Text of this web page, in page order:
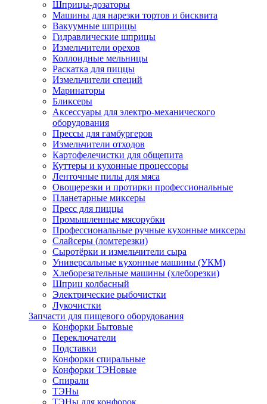
Шприцы-дозаторы
Машины для нарезки тортов и бисквита
Вакуумные шприцы
Гидравлические шприцы
Измельчители орехов
Коллоидные мельницы
Раскатка для пиццы
Измельчители специй
Маринаторы
Бликсеры
Аксессуары для электро-механического
оборудования
Прессы для гамбургеров
Измельчители отходов
Картофелечистки для общепита
Куттеры и кухонные процессоры
Ленточные пилы для мяса
Овощерезки и протирки профессиональные
Планетарные миксеры
Пресс для пиццы
Промышленные мясорубки
Профессиональные ручные кухонные миксеры
Слайсеры (ломтерезки)
Сыротёрки и измельчители сыра
Универсальные кухонные машины (УКМ)
Хлеборезательные машины (хлеборезки)
Шприц колбасный
Электрические рыбочистки
Лукочистки
Запчасти для пищевого оборудования
Конфорки Бытовые
Переключатели
Подставки
Конфорки спиральные
Конфорки ТЭНовые
Спирали
ТЭНы
ТЭНы для конфорок